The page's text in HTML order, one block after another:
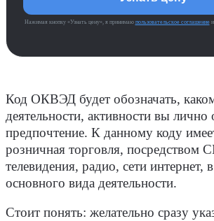
Нажимая кнопку «Узнать цену», я принимаю пользовательское соглашениеи
Код ОКВЭД будет обозначать,
деятельности, активности вы лично
предпочтение. К данному коду
розничная торговля, посредством
телевидения, радио, сети интернет, в
основного вида деятельности.
Стоит понять: желательно сразу